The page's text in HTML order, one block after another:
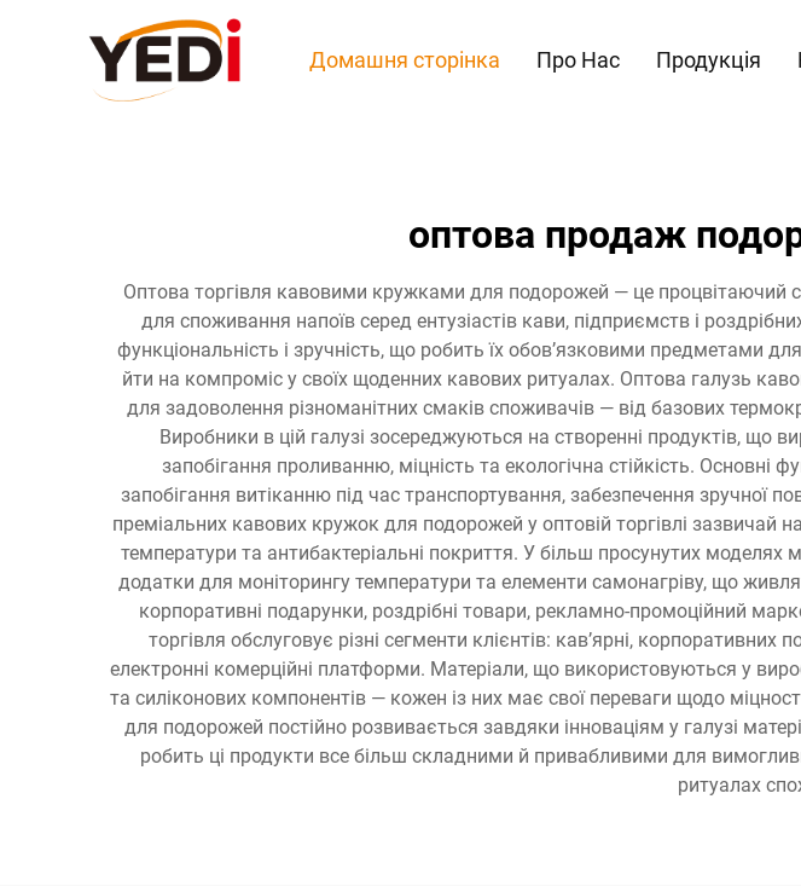
Домашня сторінка Про Нас Продукція
оптова продаж
Оптова торгівля кавовими кружками для подорожей — це процвітаючий
для споживання напоїв серед ентузіастів кави, підприємств і
функціональність і зручність, що робить їх обов’язковими предметами
йти на компроміс у своїх щоденних кавових ритуалах. Оптова галузь
для задоволення різноманітних смаків споживачів — від базових
Виробники в цій галузі зосереджуються на створенні продуктів,
запобігання проливанню, міцність та екологічна стійкість.
запобігання витіканню під час транспортування, забезпечення зручної
преміальних кавових кружок для подорожей у оптовій торгівлі зазвичай
температури та антибактеріальні покриття. У більш просунутих моделях
додатки для моніторингу температури та елементи самонагріву, що
корпоративні подарунки, роздрібні товари, рекламно-промоційний
торгівля обслуговує різні сегменти клієнтів: кав’ярні, корпоративних
електронні комерційні платформи. Матеріали, що використовуються у
та силіконових компонентів — кожен із них має свої переваги щодо
для подорожей постійно розвивається завдяки інноваціям у галузі
робить ці продукти все більш складними й привабливими для
ритуалах